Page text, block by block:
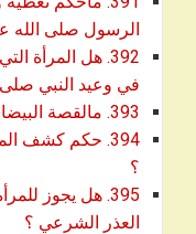
الرسول صلى الله
392. هل المرأة
في وعيد النبي
393. مالقصة البيضاء التي تعرف بها المرأة الطهر ؟
394. حكم كشف
؟
395. هل يجوز
العذر الشرعي ؟